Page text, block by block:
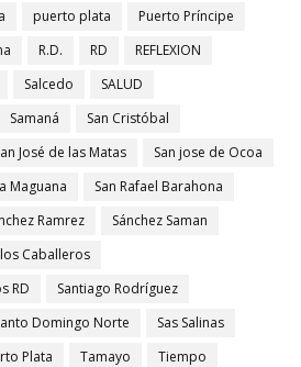
puerto plata
Puerto Príncipe
R.D. RD
REFLEXION
Salcedo
SALUD
Samaná
San Cristóbal
José de las Matas
San jose de Ocoa
Maguana
San Rafael Barahona
Ramrez
Sánchez Saman
Caballeros
RD
Santiago Rodríguez
Domingo Norte
Sas Salinas
Plata Tamayo
Tiempo